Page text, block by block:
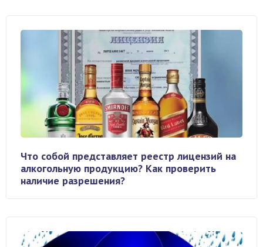
Что собой представляет реестр лицензий на
алкогольную продукцию? Как проверить
наличие разрешения?